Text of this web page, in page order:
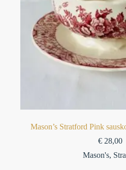
Mason’s Stratford Pink
€ 28,00
Mason's,